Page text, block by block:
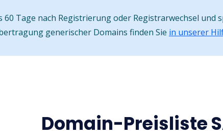
Tage nach Registrierung oder Registrarwechsel und
generischer Domains finden Sie in unserer
Domain-Preisliste